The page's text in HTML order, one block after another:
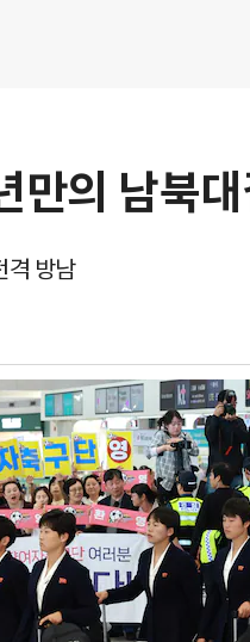
만의 남북
격 방남